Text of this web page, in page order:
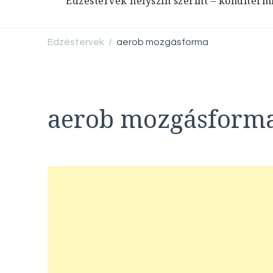
Edzéstervek / aerob mozgásforma
aerob